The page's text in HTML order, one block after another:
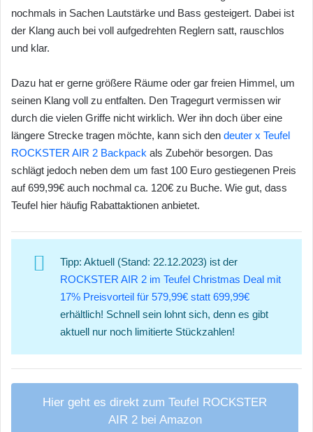
nochmals in Sachen Lautstärke und Bass gesteigert. Dabei ist
der Klang auch bei voll aufgedrehten Reglern satt, rauschlos
und klar.
Dazu hat er gerne größere Räume oder gar freien Himmel, um
seinen Klang voll zu entfalten. Den Tragegurt vermissen wir
durch die vielen Griffe nicht wirklich. Wer ihn doch über eine
längere Strecke tragen möchte, kann sich den deuter x Teufel
ROCKSTER AIR 2 Backpack als Zubehör besorgen. Das
schlägt jedoch neben dem um fast 100 Euro gestiegenen Preis
auf 699,99€ auch nochmal ca. 120€ zu Buche. Wie gut, dass
Teufel hier häufig Rabattaktionen anbietet.
Tipp: Aktuell (Stand: 22.12.2023) ist der
ROCKSTER AIR 2 im Teufel Christmas Deal mit
17% Preisvorteil für 579,99€ statt 699,99€
erhältlich! Schnell sein lohnt sich, denn es gibt
aktuell nur noch limitierte Stückzahlen!
Hier geht es direkt zum Teufel ROCKSTER
AIR 2 bei Amazon